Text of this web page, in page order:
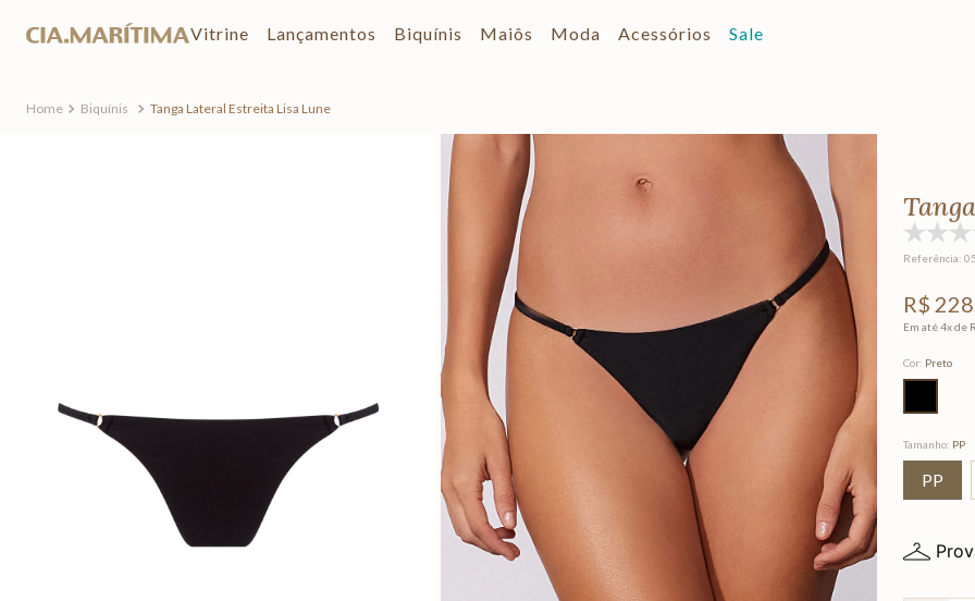
Vitrine Lançamentos Biquínis Maiôs Moda Acessórios Sale
Biquínis Tanga Lateral Estreita Lisa Lune
Referência:
R$ 228
Em até4x de
Cor: Preto
Tamanho: PP
PP